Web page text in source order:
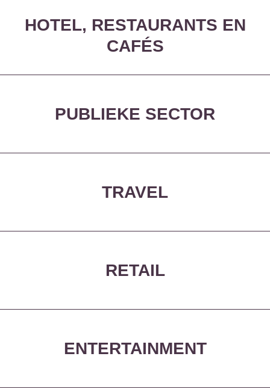
HOTEL, RESTAURANTS EN
CAFÉS
PUBLIEKE SECTOR
TRAVEL
RETAIL
ENTERTAINMENT